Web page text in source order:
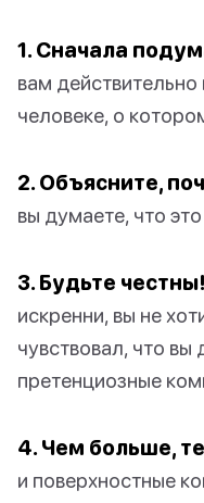
1. Сначала
вам действительно
человеке, о
2. Объясните,
вы думаете, что
3. Будьте честны!
искренни, вы не
чувствовал, что вы
претенциозные
4. Чем больше,
и поверхностные